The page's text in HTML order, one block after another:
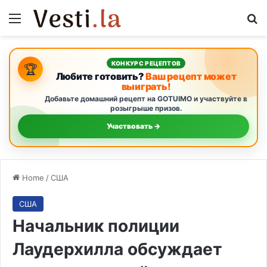
Menu
🏆 КОНКУРС РЕЦЕПТОВ
Любите готовить?Ваш рецепт может
выиграть!
Добавьте домашний рецепт на GOTUIMO и участвуйте в
розыгрыше призов.
Участвовать →
Home /США
США
Начальник полиции
Лаудерхилла обсуждает